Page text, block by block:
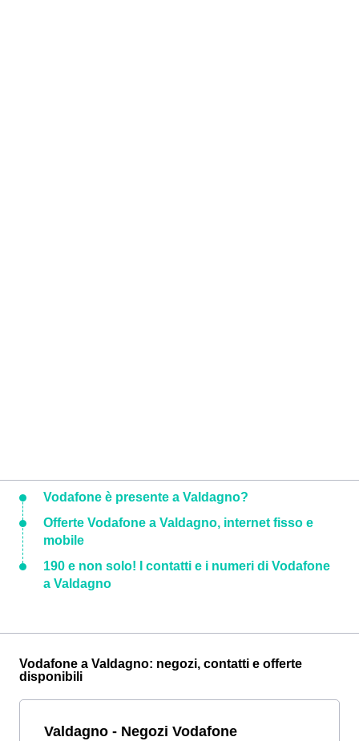
Vodafone è presente a Valdagno?
Offerte Vodafone a Valdagno, internet fisso e
mobile
190 e non solo! I contatti e i numeri di Vodafone
a Valdagno
Vodafone a Valdagno: negozi, contatti e offerte
disponibili
Valdagno - Negozi Vodafone